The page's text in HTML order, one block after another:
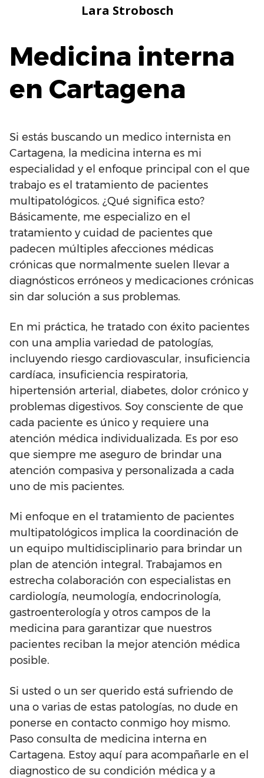
Lara Strobosch
Medicina interna
en Cartagena
Si estás buscando un medico internista en
Cartagena, la medicina interna es mi
especialidad y el enfoque principal con el que
trabajo es el tratamiento de pacientes
multipatológicos. ¿Qué significa esto?
Básicamente, me especializo en el
tratamiento y cuidad de pacientes que
padecen múltiples afecciones médicas
crónicas que normalmente suelen llevar a
diagnósticos erróneos y medicaciones crónicas
sin dar solución a sus problemas.
En mi práctica, he tratado con éxito pacientes
con una amplia variedad de patologías,
incluyendo riesgo cardiovascular, insuficiencia
cardíaca, insuficiencia respiratoria,
hipertensión arterial, diabetes, dolor crónico y
problemas digestivos. Soy consciente de que
cada paciente es único y requiere una
atención médica individualizada. Es por eso
que siempre me aseguro de brindar una
atención compasiva y personalizada a cada
uno de mis pacientes.
Mi enfoque en el tratamiento de pacientes
multipatológicos implica la coordinación de
un equipo multidisciplinario para brindar un
plan de atención integral. Trabajamos en
estrecha colaboración con especialistas en
cardiología, neumología, endocrinología,
gastroenterología y otros campos de la
medicina para garantizar que nuestros
pacientes reciban la mejor atención médica
posible.
Si usted o un ser querido está sufriendo de
una o varias de estas patologías, no dude en
ponerse en contacto conmigo hoy mismo.
Paso consulta de medicina interna en
Cartagena. Estoy aquí para acompañarle en el
diagnostico de su condición médica y a